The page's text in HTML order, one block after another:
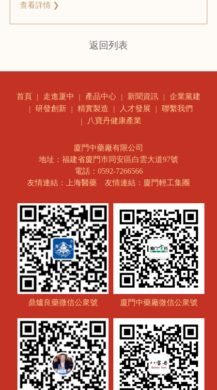
查看詳情 ❯
返回列表
首頁 走進厦中 產品中心 新聞資訊
企業黨建
研發創新
精實製造 人才發展
聯繫我們
八寶丹健康產業
廈門中藥廠有限公司
地址：福建省廈門市同安區白雲大道97號
電話：0592-7266566
友情連結：上海醫藥
友情連結：廈門輕工集團
鼎爐良藥微信公衆號 廈門中藥廠微信公衆號